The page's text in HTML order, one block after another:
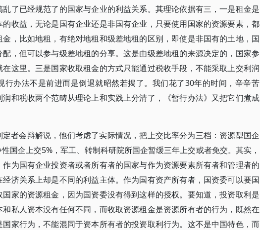
了已经规范了的国家与企业的利益关系。其理论依据有三，一是租金是
收益，无论是国有企业还是非国有企业，只要使用国家的资源要素，都
，比如地租，有绝对地租和级差地租的区别，即使是非国有的土地，国
，但可以参与级差地租的分享。这是由级差地租的来源决定的，国家参
这里。三是国家收取租金的方式只能通过税收手段，不能采取上交利润
行办法不是前进而是倒退就昭然若揭了。我们花了30年的时间，辛辛苦
和税收两个范畴从理论上和实践上分清了，《暂行办法》又把它们煮成
者会辩解说，他们考虑了实际情况，把上交比率分为三档：资源型国企
国企上交5%，军工、转制科研院所国企暂缓三年上交或者免交。其实，
为国有企业投资者或者所有者的国家与作为资源要素所有者和管理者的
济关系上却是不同的利益主体。作为国有资产所有者，国资委可以要国
家的资源租金，因为国资委没有得到这样的授权。要知道，投资取利是
私人资本没有任何不同，而收取资源租金是资源所有者的行为，既然在
家行为，不能混同于资本所有者的投资取利行为。这不是中国特色，而